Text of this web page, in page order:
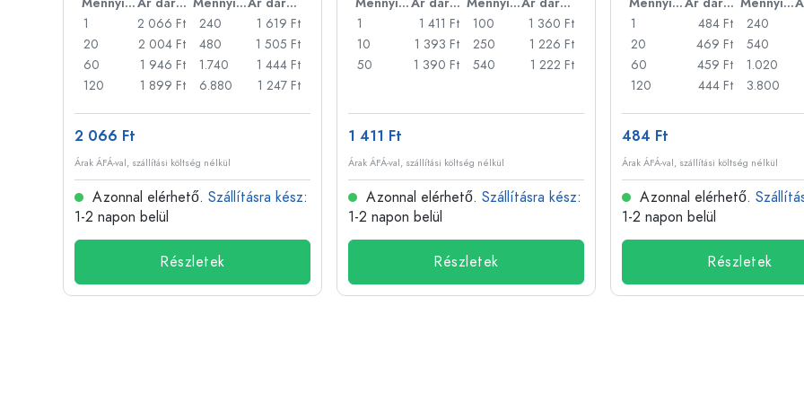
1
2 066 Ft
20
2 004 Ft
60
1 946 Ft
120
1 899 Ft
240
1 619 Ft
480
1 505 Ft
1.740
1 444 Ft
6.880
1 247 Ft
2 066 Ft
Árak ÁFÁ-val, szállítási költség nélkül
Azonnal elérhető. Szállításra kész:
1-2 napon belül
Részletek
1
1 411 Ft
10
1 393 Ft
50
1 390 Ft
100
1 360 Ft
250
1 226 Ft
540
1 222 Ft
1 411 Ft
Árak ÁFÁ-val, szállítási költség nélkül
Azonnal elérhető. Szállításra kész:
1-2 napon belül
Részletek
1
484 Ft
20
469 Ft
60
459 Ft
120
444 Ft
240
540
1.020
3.800
484 Ft
Árak ÁFÁ-val, szállítási költség nélkül
Azonnal elérhető.
1-2 napon belül
Részletek